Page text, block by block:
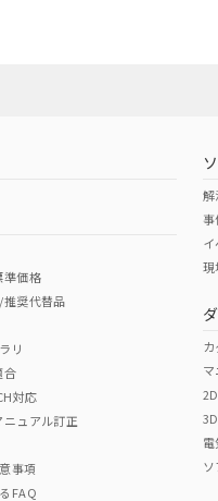
ダウンロード
Cr(VI)
、流通在庫等で未対応品が
店へお問い合わせください。
（日
準価格
奨代替品
リ
合
対応
ュアル訂正
事項
FAQ
解
事
現